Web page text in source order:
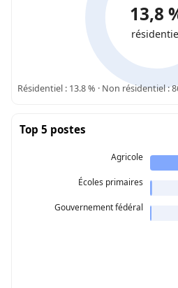
13,8
Résidentiel : 13.8 % · Non résidentiel :
Top 5 postes
Agricole
Écoles primaires
Gouvernement fédéral